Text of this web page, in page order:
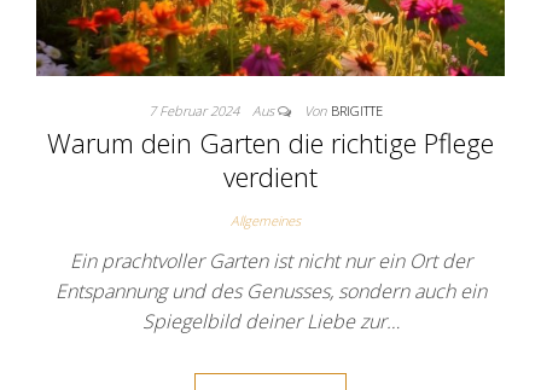
7 Februar 2024 Aus Von BRIGITTE
Warum dein Garten die richtige Pflege
verdient
Allgemeines
Ein prachtvoller Garten ist nicht nur ein Ort der
Entspannung und des Genusses, sondern auch ein
Spiegelbild deiner Liebe zur…